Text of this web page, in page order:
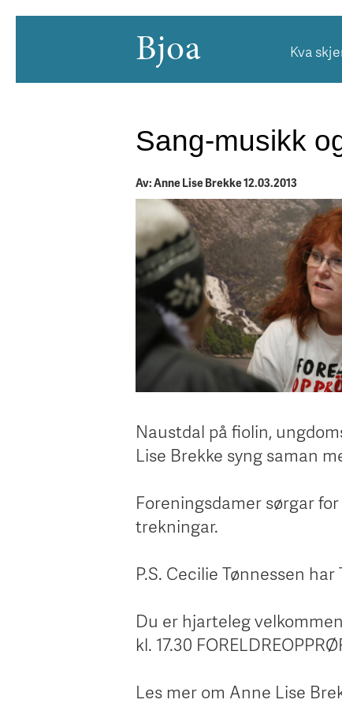
Bjoa Kva
Sang-musikk
Av: Anne Lise Brekke 12.03.2013
Naustdal på fiolin,
Lise Brekke syng saman
Foreningsdamer sørgar
trekningar.
P.S. Cecilie Tønnessen
Du er hjarteleg
kl. 17.30
Les mer om Anne Lise